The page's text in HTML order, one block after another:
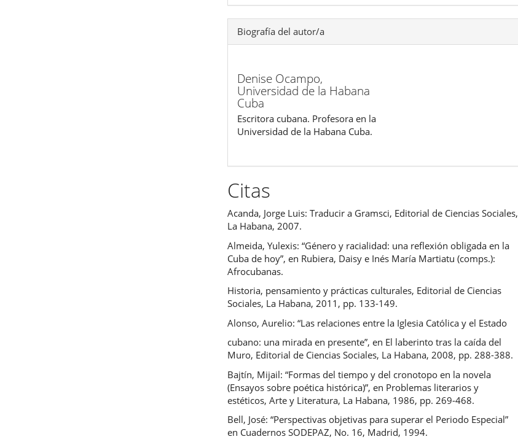
Biografía del autor/a
Denise Ocampo,
Universidad de la Habana
Cuba
Escritora cubana. Profesora en la
Universidad de la Habana Cuba.
Citas
Acanda, Jorge Luis: Traducir a Gramsci, Editorial de Ciencias Sociales,
La Habana, 2007.
Almeida, Yulexis: “Género y racialidad: una reflexión obligada en la
Cuba de hoy”, en Rubiera, Daisy e Inés María Martiatu (comps.):
Afrocubanas.
Historia, pensamiento y prácticas culturales, Editorial de Ciencias
Sociales, La Habana, 2011, pp. 133-149.
Alonso, Aurelio: “Las relaciones entre la Iglesia Católica y el Estado
cubano: una mirada en presente”, en El laberinto tras la caída del
Muro, Editorial de Ciencias Sociales, La Habana, 2008, pp. 288-388.
Bajtín, Mijail: “Formas del tiempo y del cronotopo en la novela
(Ensayos sobre poética histórica)”, en Problemas literarios y
estéticos, Arte y Literatura, La Habana, 1986, pp. 269-468.
Bell, José: “Perspectivas objetivas para superar el Periodo Especial”
en Cuadernos SODEPAZ, No. 16, Madrid, 1994.